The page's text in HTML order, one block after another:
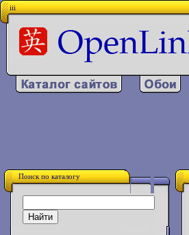
iii
Поиск по каталогу